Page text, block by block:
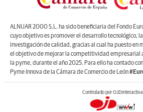
ALNUAR 2000 S.L. ha sido beneficiaria del Fondo
cuyo objetivo es promover el desarrollo tecnológico,
investigación de calidad, gracias al cual ha puesto en
el objetivo de mejorar la competitividad empresarial
la pyme, durante el año 2025. Para ello ha contado
Pyme Innova de la Cámara de Comercio de León
Controlado por OJDinteractiva